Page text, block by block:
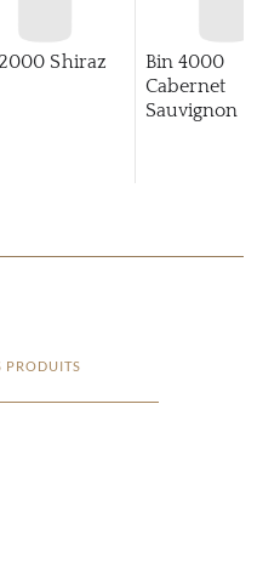
Shiraz
Bin 4000
Cabernet
Sauvignon
PRODUITS